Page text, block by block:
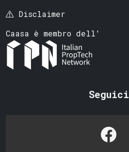
Disclaimer
Caasa è membro dell'
Seguici